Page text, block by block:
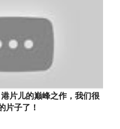
片儿的巅峰之作，我们很
片子了！